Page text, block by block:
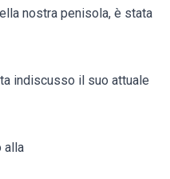
nostra penisola, è stata
indiscusso il suo attuale
alla